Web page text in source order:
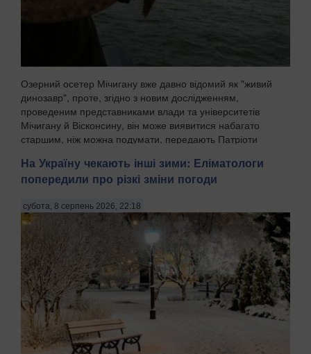
Озерний осетер Мічигану вже давно відомий як "живий
динозавр", проте, згідно з новим дослідженням,
проведеним представниками влади та університетів
Мічигану й Вісконсину, він може виявитися набагато
старшим, ніж можна подумати, передають Патріоти
На Україну чекають інші зими: Еліматологи
попередили про різкі зміни погоди
субота, 8 серпень 2026, 22:18